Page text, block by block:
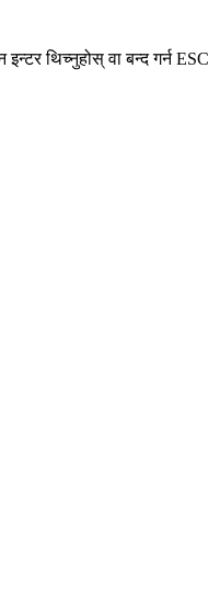
इन्टर थिच्नुहोस् वा बन्द गर्न ESC